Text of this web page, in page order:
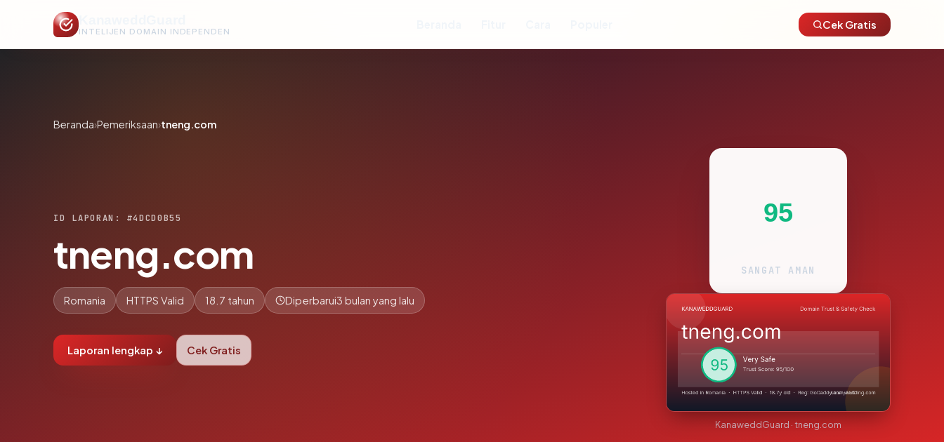
INTELIJEN DOMAIN INDEPENDEN
Cek Gratis
Beranda›Pemeriksaan›tneng.com
ID LAPORAN: #4DCD0B55
tneng.com
Romania HTTPS Valid 18.7 tahun Diperbarui3 bulan yang lalu
Laporan lengkap ↓ Cek Gratis
95
SANGAT AMAN
KanaweddGuard · tneng.com